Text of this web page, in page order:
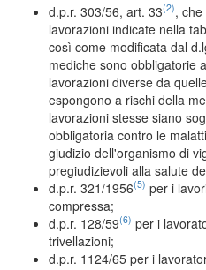
d.p.r. 303/56, art. 33(2),
lavorazioni indicate nella
così come modificata dal
mediche sono obbligatorie
lavorazioni diverse da
espongono a rischi della
lavorazioni stesse siano
obbligatoria contro le
giudizio dell'organismo di
pregiudizievoli alla salute
d.p.r. 321/1956(5) per i
compressa;
d.p.r. 128/59(6) per i
trivellazioni;
d.p.r. 1124/65 per i